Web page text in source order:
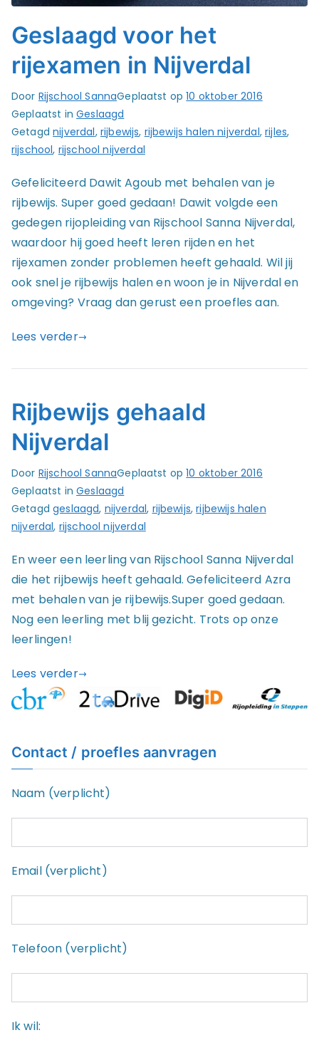
Geslaagd voor het
rijexamen in Nijverdal
Door Rijschool SannaGeplaatst op10 oktober 2016
Geplaatst inGeslaagd
Getagdnijverdal, rijbewijs, rijbewijs halen nijverdal,rijles,
rijschool, rijschool nijverdal
Gefeliciteerd Dawit Agoub met behalen van je
rijbewijs. Super goed gedaan! Dawit volgde een
gedegen rijopleiding van Rijschool Sanna Nijverdal,
waardoor hij goed heeft leren rijden en het
rijexamen zonder problemen heeft gehaald. Wil jij
ook snel je rijbewijs halen en woon je in Nijverdal en
omgeving? Vraag dan gerust een proefles aan.
Lees verder
Rijbewijs gehaald
Nijverdal
Door Rijschool SannaGeplaatst op10 oktober 2016
Geplaatst inGeslaagd
Getagdgeslaagd, nijverdal, rijbewijs,rijbewijs halen
nijverdal, rijschool nijverdal
En weer een leerling van Rijschool Sanna Nijverdal
die het rijbewijs heeft gehaald. Gefeliciteerd Azra
met behalen van je rijbewijs.Super goed gedaan.
Nog een leerling met blij gezicht. Trots op onze
leerlingen!
Lees verder
Contact / proefles aanvragen
Naam (verplicht)
Email (verplicht)
Telefoon (verplicht)
Ik wil: